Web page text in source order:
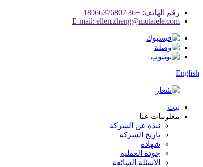
رقم الهاتف: +86 18066376807
E-mail: ellen.zheng@mutaiele.com
English
بيت
معلومات عنا
نبذة عن الشركة
تاريخ الشركة
شهادة
جودة العملية
الأسئلة الشائعة